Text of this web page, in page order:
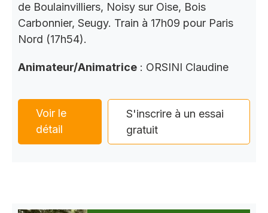
de Boulainvilliers, Noisy sur Oise, Bois
Carbonnier, Seugy. Train à 17h09 pour Paris
Nord (17h54).
Animateur/Animatrice : ORSINI Claudine
Voir le
détail
S'inscrire à un essai
gratuit